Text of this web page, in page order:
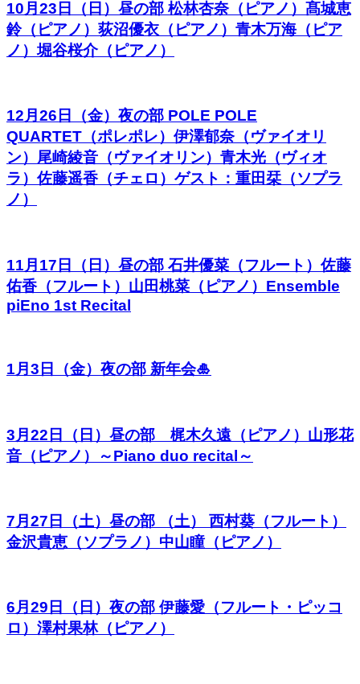
10月23日（日）昼の部 松林杏奈（ピアノ）髙城恵
鈴（ピアノ）荻沼優衣（ピアノ）青木万海（ピア
ノ）堀谷桜介（ピアノ）
12月26日（金）夜の部 POLE POLE
QUARTET（ポレポレ）伊澤郁奈（ヴァイオリ
ン）尾崎綾音（ヴァイオリン）青木光（ヴィオ
ラ）佐藤遥香（チェロ）ゲスト：重田栞（ソプラ
ノ）
11月17日（日）昼の部 石井優菜（フルート）佐藤
佑香（フルート）山田桃菜（ピアノ）Ensemble
piEno 1st Recital
1月3日（金）夜の部 新年会🎍
3月22日（日）昼の部 梶木久遠（ピアノ）山形花
音（ピアノ）～Piano duo recital～
7月27日（土）昼の部 （土） 西村葵（フルート）
金沢貴恵（ソプラノ）中山瞳（ピアノ）
6月29日（日）夜の部 伊藤愛（フルート・ピッコ
ロ）澤村果林（ピアノ）